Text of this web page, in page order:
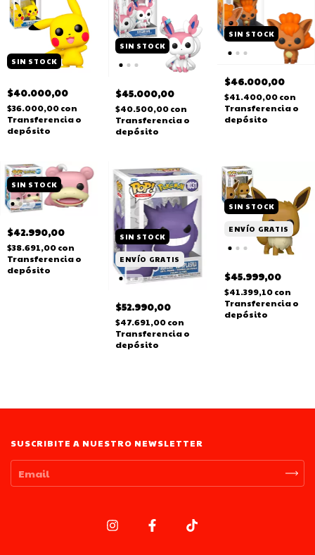
SIN STOCK
$40.000,00
$36.000,00con
Transferencia o
depósito
SIN STOCK
$45.000,00
$40.500,00con
Transferencia o
depósito
SIN STOCK
$46.000,00
$41.400,00con
Transferencia o
depósito
SIN STOCK
$42.990,00
$38.691,00con
Transferencia o
depósito
SIN STOCK
ENVÍO GRATIS
$52.990,00
$47.691,00con
Transferencia o
depósito
SIN STOCK
ENVÍO GRATIS
$45.999,00
$41.399,10con
Transferencia o
depósito
SUSCRIBITE A NUESTRO NEWSLETTER